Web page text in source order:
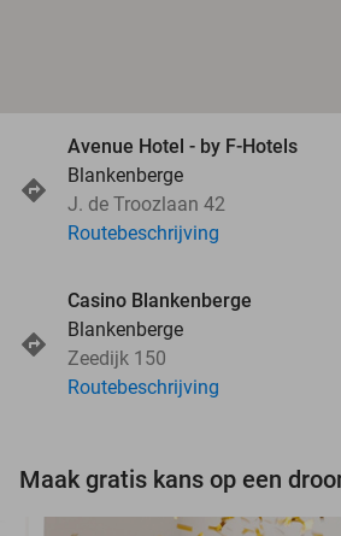
Avenue Hotel - by F-Hotels
Blankenberge
J. de Troozlaan 42
Routebeschrijving
Casino Blankenberge
Blankenberge
Zeedijk 150
Routebeschrijving